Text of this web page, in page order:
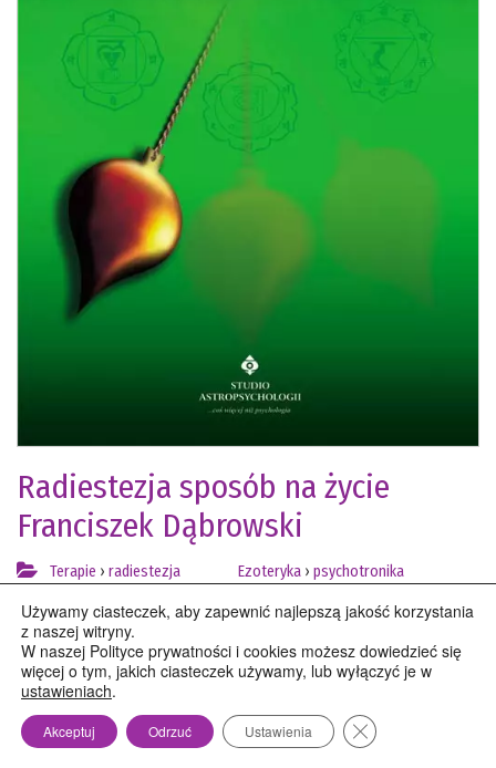
Radiestezja sposób na życie
Franciszek Dąbrowski
Terapie › radiestezja Ezoteryka › psychotronika
różdżka
Wybitny radiesteta przedstawia niuanse uprawianej przez
niego sztuki i każdemu pomaga z niej skorzystać.
Używamy ciasteczek, aby zapewnić najlepszą jakość korzystania
z naszej witryny.
W naszej Polityce prywatności i cookies możesz dowiedzieć się
więcej o tym, jakich ciasteczek używamy, lub wyłączyć je w
ustawieniach.
Akceptuj Odrzuć Ustawienia Zamknij panel